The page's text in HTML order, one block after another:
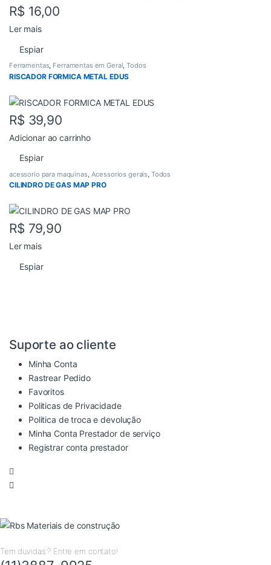
R$ 16,00
Ler mais
Espiar
Ferramentas, Ferramentas em Geral,Todos
RISCADOR FORMICA METAL EDUS
R$ 39,90
Adicionar ao carrinho
Espiar
acessorio para maquinas, Acessorios gerais Todos
CILINDRO DE GAS MAP PRO
R$ 79,90
Ler mais
Espiar
Suporte ao cliente
Minha Conta
Rastrear Pedido
Favoritos
Politicas de Privacidade
Politica de troca e devolução
Minha Conta Prestador de serviço
Registrar conta prestador
Tem duvidas ? Entre em contato!